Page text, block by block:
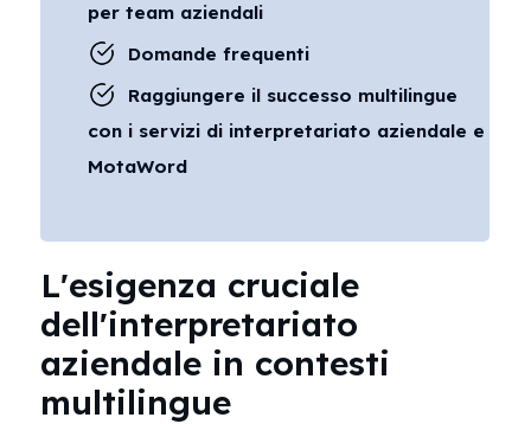
per team aziendali
Domande frequenti
Raggiungere il successo multilingue
con i servizi di interpretariato aziendale e
MotaWord
L'esigenza cruciale
dell'interpretariato
aziendale in contesti
multilingue